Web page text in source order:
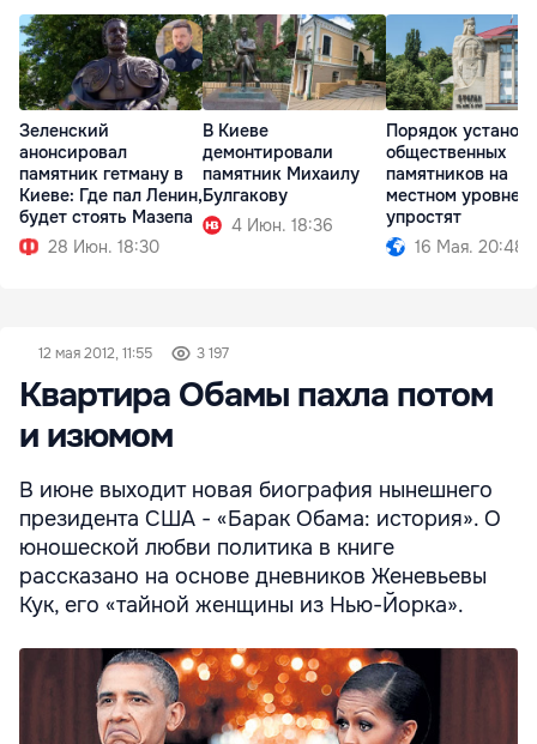
Зеленский
анонсировал
памятник гетману в
Киеве: Где пал Ленин,
будет стоять Мазепа
28 Июн. 18:30
В Киеве
демонтировали
памятник Михаилу
Булгакову
4 Июн. 18:36
Порядок
общественных
памятников на
местном уровне
упростят
16 Мая. 20:48
12 мая 2012, 11:55 3 197
Квартира Обамы пахла потом
и изюмом
В июне выходит новая биография нынешнего
президента США - «Барак Обама: история». О
юношеской любви политика в книге
рассказано на основе дневников Женевьевы
Кук, его «тайной женщины из Нью-Йорка».